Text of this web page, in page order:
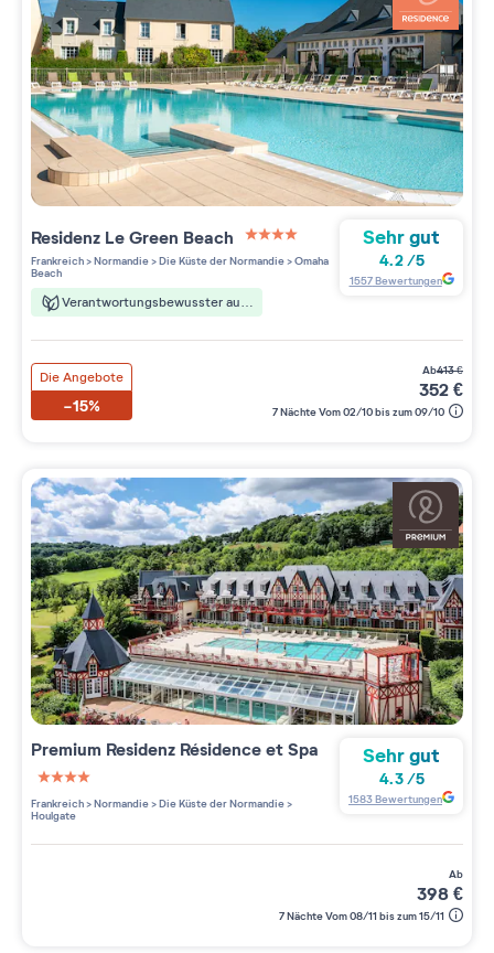
Residenz Le Green Beach
4 étoiles sur 5
Frankreich>Normandie>Die Küste der Normandie>Omaha
Beach
Verantwortungsbewusster aufenthalt
Sehr gut
4.2/5
1557Bewertungen
Die Angebote
-15%
ab413€
352€
7 Nächte Vom 02/10 bis zum 09/10
Premium Residenz Résidence et Spa
4 étoiles sur 5
Frankreich>Normandie>Die Küste der Normandie>
Houlgate
Sehr gut
4.3/5
1583Bewertungen
ab
398€
7 Nächte Vom 08/11 bis zum 15/11